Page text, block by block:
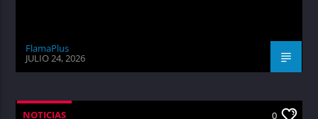
FlamaPlus
JULIO 24, 2026
NOTICIAS 0